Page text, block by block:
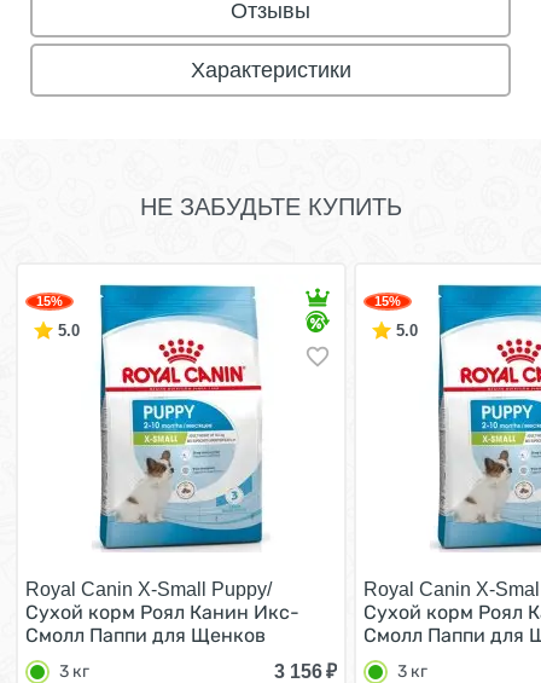
Отзывы
Характеристики
НЕ ЗАБУДЬТЕ КУПИТЬ
15%
5.0
Royal Canin X-Small Puppy/
Сухой корм Роял Канин Икс-
Смолл Паппи для Щенков
мелких пород 3 кг
3 кг 3 156₽
15%
5.0
Royal Canin X-
Сухой корм Роял
Смолл Паппи для
мелких пород 3 кг
3 кг